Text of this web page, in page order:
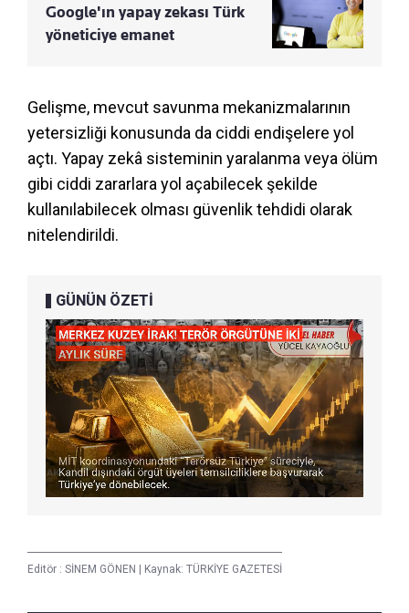
Google'ın yapay zekası Türk
yöneticiye emanet
Gelişme, mevcut savunma mekanizmalarının
yetersizliği konusunda da ciddi endişelere yol
açtı. Yapay zekâ sisteminin yaralanma veya ölüm
gibi ciddi zararlara yol açabilecek şekilde
kullanılabilecek olması güvenlik tehdidi olarak
nitelendirildi.
GÜNÜN ÖZETİ
Editör : SİNEM GÖNEN Kaynak: TÜRKİYE GAZETESİ